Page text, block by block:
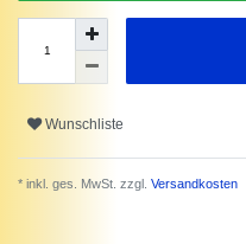
Wunschliste
* inkl. ges. MwSt. zzgl. Versandkosten